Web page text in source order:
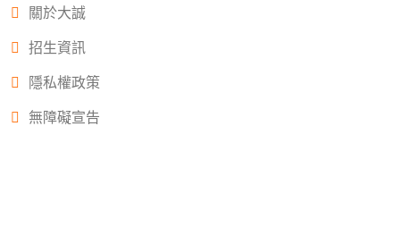
關於大誠
招生資訊
隱私權政策
無障礙宣告